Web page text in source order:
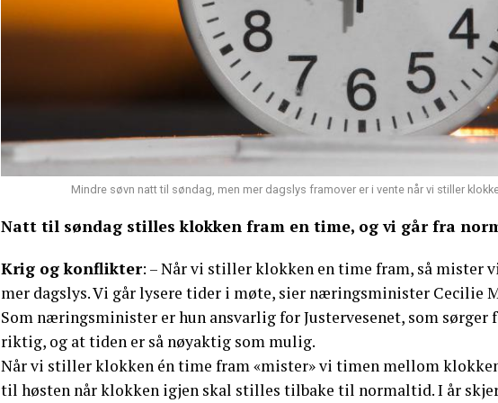
Mindre søvn natt til søndag, men mer dagslys framover er i vente når vi stiller
Natt til søndag stilles klokken fram en time, og vi går fra
Krig og konflikter: – Når vi stiller klokken en time fram, så mister
mer dagslys. Vi går lysere tider i møte, sier næringsminister Cecilie
Som næringsminister er hun ansvarlig for Justervesenet, som sørger
riktig, og at tiden er så nøyaktig som mulig.
Når vi stiller klokken én time fram «mister» vi timen mellom
til høsten når klokken igjen skal stilles tilbake til normaltid. I år